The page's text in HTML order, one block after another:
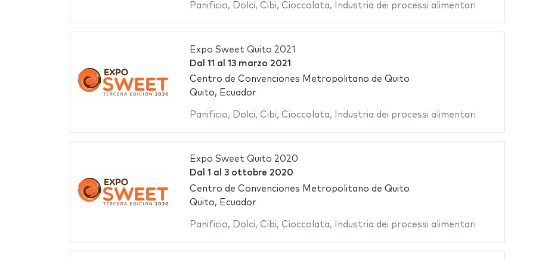
Panificio, Dolci, Cibi, Cioccolata, Industria dei processi alimentari
Expo Sweet Quito 2021
Dal 11 al 13 marzo 2021
Centro de Convenciones Metropolitano de Quito
Quito, Ecuador
Panificio, Dolci, Cibi, Cioccolata, Industria dei processi alimentari
Expo Sweet Quito 2020
Dal 1 al 3 ottobre 2020
Centro de Convenciones Metropolitano de Quito
Quito, Ecuador
Panificio, Dolci, Cibi, Cioccolata, Industria dei processi alimentari